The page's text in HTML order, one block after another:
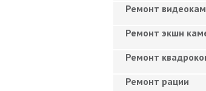
Ремонт
Ремонт экшн
Ремонт
Ремонт рации